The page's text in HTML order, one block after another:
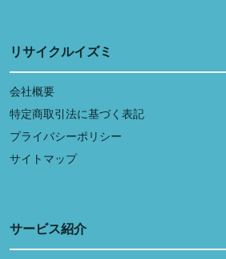
リサイクルイズミ
会社概要
特定商取引法に基づく表記
プライバシーポリシー
サイトマップ
サービス紹介